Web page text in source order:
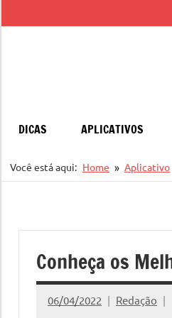
para
DICAS APLICATIVOS
Você está aqui: Home Aplicativo
Conheça os
06/04/2022 Redação